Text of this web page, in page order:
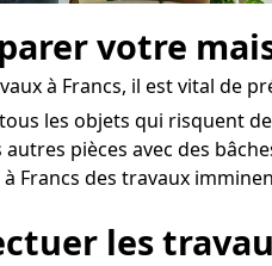
votre
à Francs, il est vital de
les objets qui risquent
pièces avec des
Francs des travaux
les